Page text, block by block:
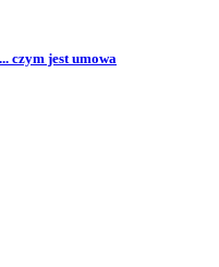
czym jest umowa